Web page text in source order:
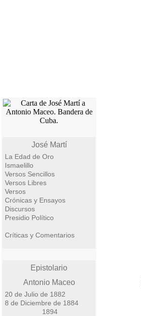
José Martí
La Edad de Oro
Ismaelillo
Versos Sencillos
Versos Libres
Versos
Crónicas y Ensayos
Discursos
Presidio Político
Críticas y Comentarios
Epistolario
Antonio Maceo
20 de Julio de 1882
8 de Diciembre de 1884
1894